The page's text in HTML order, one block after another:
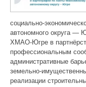
автономного округа —
ХМАО‑Югре в
профессиональным
административные
реализации